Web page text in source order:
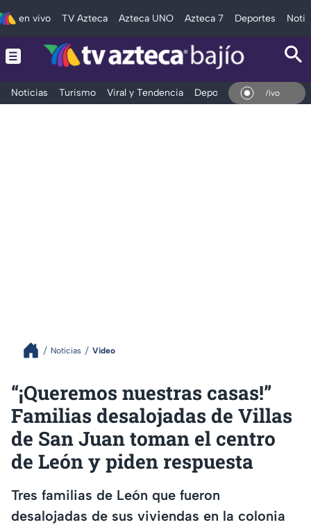
en vivo TV Azteca Azteca UNO Azteca 7 Deportes
Noticias Turismo Viral y Tendencia Deportes Espectáculos
En Vivo
Noticias Video
“¡Queremos nuestras casas!”
Familias desalojadas de Villas
de San Juan toman el centro
de León y piden respuesta
Tres familias de León que fueron
desalojadas de sus viviendas en la colonia